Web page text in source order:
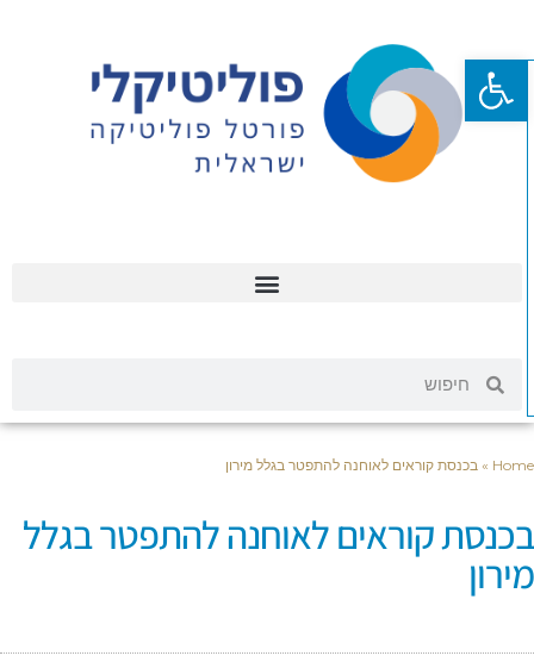
»בכנסת קוראים לאוחנה להתפטר בגלל מירון
קוראים לאוחנה להתפטר בגלל
פתח סרגל נגישות